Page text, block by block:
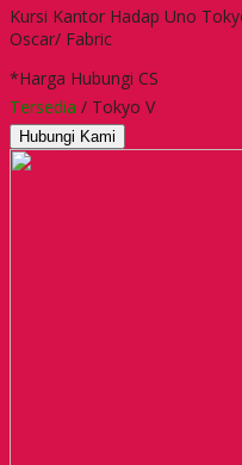
Kursi Kantor Hadap Uno
Oscar/ Fabric
*Harga Hubungi CS
Tersedia / Tokyo V
Hubungi Kami